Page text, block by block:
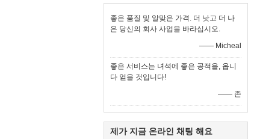
좋은 품질 및 알맞은 가격. 더 낫고 더 나
은 당신의 회사 사업을 바라십시오.
—— Micheal
좋은 서비스는 녀석에 좋은 공적을, 옵니
다 얻을 것입니다!
—— 존
제가 지금 온라인 채팅 해요